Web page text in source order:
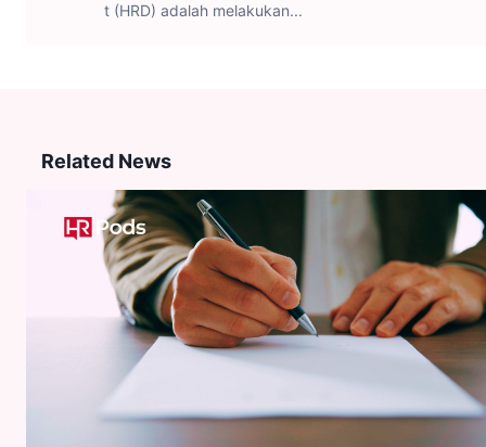
t (HRD) adalah melakukan...
Related News